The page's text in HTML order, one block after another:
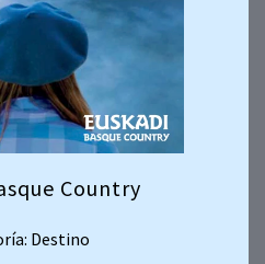
Country
Destino